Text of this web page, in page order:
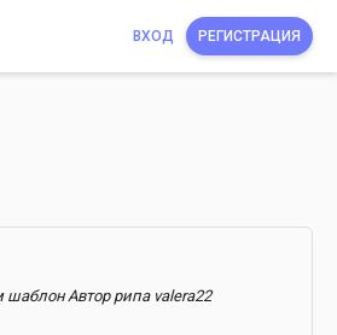
ВХОД РЕГИСТРАЦИЯ
Автор рипа valera22